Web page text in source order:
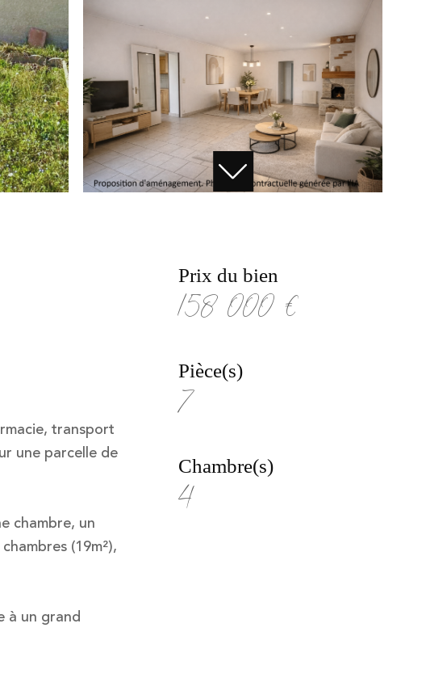
transport
une parcelle de
chambre, un
(19m²),
à un grand
Prix du bien
158 000 €
Pièce(s)
7
Chambre(s)
4